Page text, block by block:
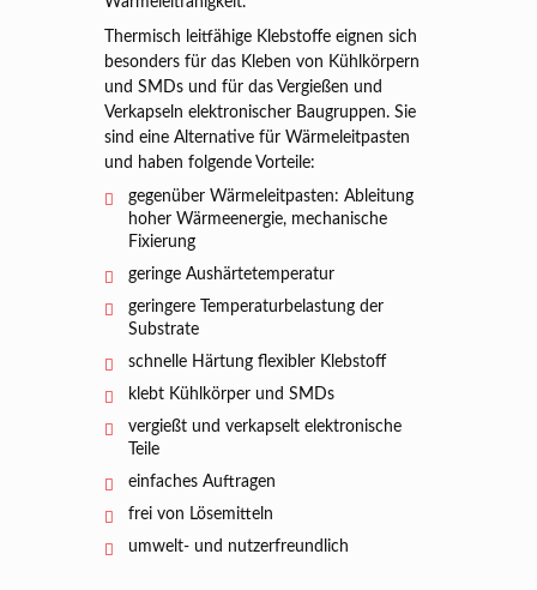
Thermisch leitfähige Klebstoffe eignen sich
besonders für das Kleben von Kühlkörpern
und SMDs und für das Vergießen und
Verkapseln elektronischer Baugruppen. Sie
sind eine Alternative für Wärmeleitpasten
und haben folgende Vorteile:
gegenüber Wärmeleitpasten: Ableitung
hoher Wärmeenergie, mechanische
Fixierung
geringe Aushärtetemperatur
geringere Temperaturbelastung der
Substrate
schnelle Härtung flexibler Klebstoff
klebt Kühlkörper und SMDs
vergießt und verkapselt elektronische
Teile
einfaches Auftragen
frei von Lösemitteln
umwelt- und nutzerfreundlich